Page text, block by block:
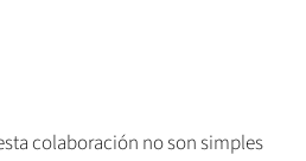
colaboración no son simples